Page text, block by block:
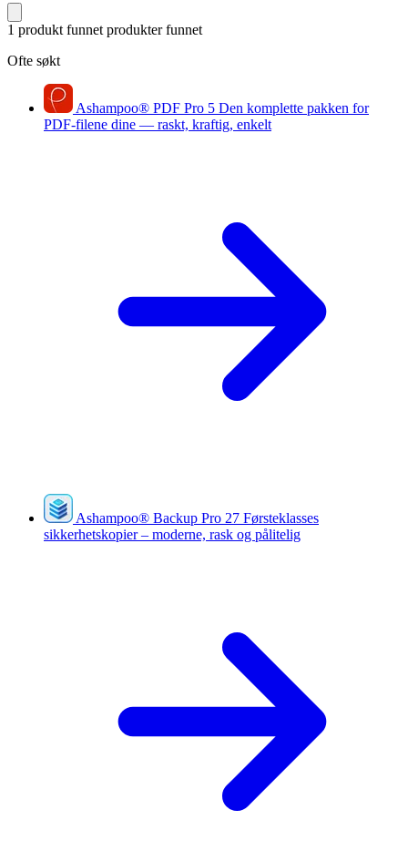
1 produkt funnet produkter funnet
Ofte søkt
Ashampoo® PDF Pro 5 Den komplette pakken for
PDF-filene dine — raskt, kraftig, enkelt
Ashampoo® Backup Pro 27 Førsteklasses
sikkerhetskopier – moderne, rask og pålitelig